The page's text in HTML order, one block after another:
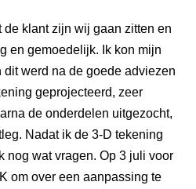
klant zijn wij gaan zitten en
en gemoedelijk. Ik kon mijn
werd na de goede adviezen
geprojecteerd, zeer
de onderdelen uitgezocht,
Nadat ik de 3-D tekening
nog wat vragen. Op 3 juli voor
om over een aanpassing te